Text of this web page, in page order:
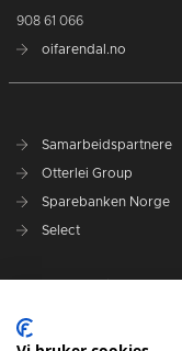
908 61 066
oifarendal.no
Samarbeidspartnere
Otterlei Group
Sparebanken Norge
Select
Spillerstall